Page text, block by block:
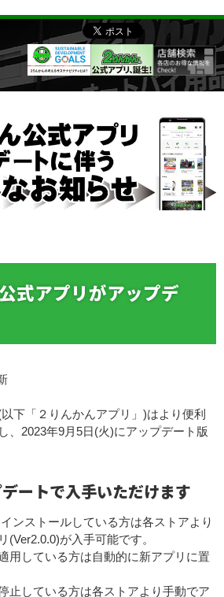
式アプリがアップデ
下「２りんかんアプリ」)はより便利
、2023年9月5日(火)にアップデート版
ートで入手いただけます
ンストールしている方は各ストアより
(Ver2.0.0)が入手可能です。
用している方は自動的に新アプリに置
止している方は各ストアより手動でア